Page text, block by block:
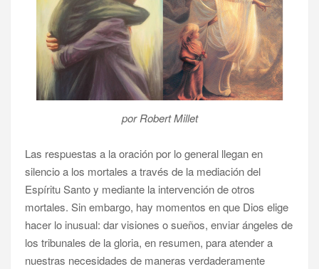
por Robert Millet
Las respuestas a la oración por lo general llegan en
silencio a los mortales a través de la mediación del
Espíritu Santo y mediante la intervención de otros
mortales. Sin embargo, hay momentos en que Dios elige
hacer lo inusual: dar visiones o sueños, enviar ángeles de
los tribunales de la gloria, en resumen, para atender a
nuestras necesidades de maneras verdaderamente